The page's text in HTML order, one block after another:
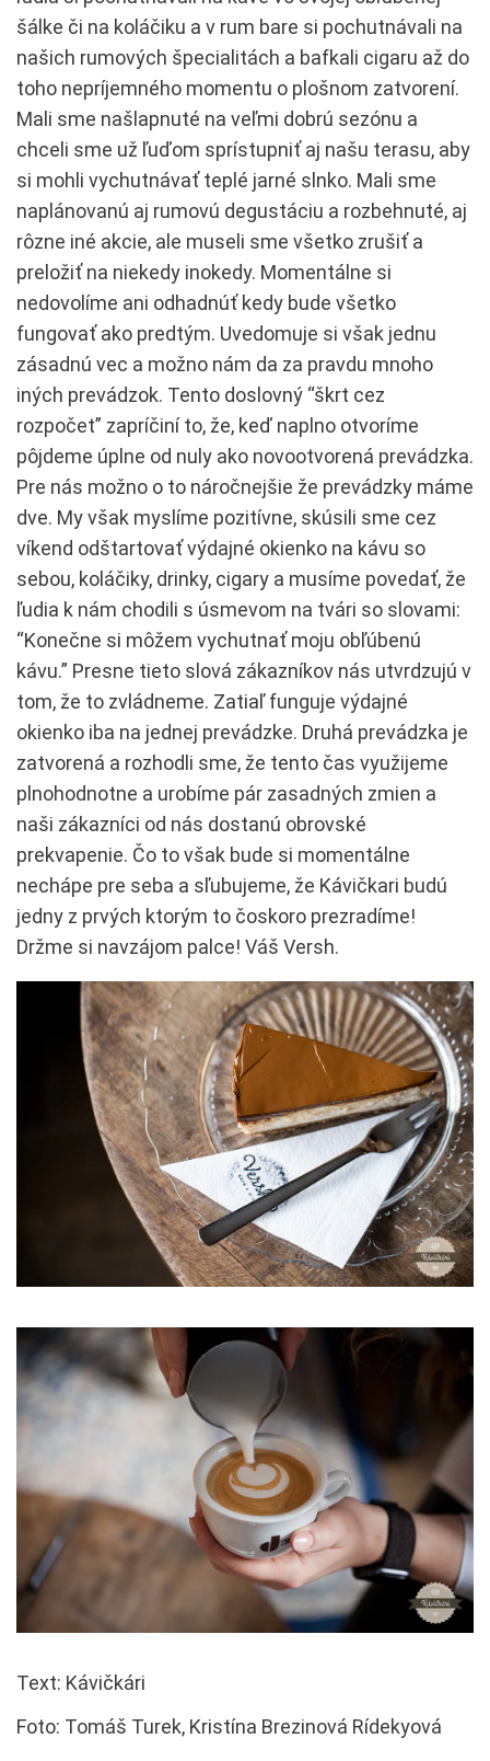
šálke či na koláčiku a v rum bare si pochutnávali na
našich rumových špecialitách a bafkali cigaru až do
toho nepríjemného momentu o plošnom zatvorení.
Mali sme našlapnuté na veľmi dobrú sezónu a
chceli sme už ľuďom sprístupniť aj našu terasu, aby
si mohli vychutnávať teplé jarné slnko. Mali sme
naplánovanú aj rumovú degustáciu a rozbehnuté, aj
rôzne iné akcie, ale museli sme všetko zrušiť a
preložiť na niekedy inokedy. Momentálne si
nedovolíme ani odhadnúť kedy bude všetko
fungovať ako predtým. Uvedomuje si však jednu
zásadnú vec a možno nám da za pravdu mnoho
iných prevádzok. Tento doslovný “škrt cez
rozpočet” zapríčiní to, že, keď naplno otvoríme
pôjdeme úplne od nuly ako novootvorená prevádzka.
Pre nás možno o to náročnejšie že prevádzky máme
dve. My však myslíme pozitívne, skúsili sme cez
víkend odštartovať výdajné okienko na kávu so
sebou, koláčiky, drinky, cigary a musíme povedať, že
ľudia k nám chodili s úsmevom na tvári so slovami:
“Konečne si môžem vychutnať moju obľúbenú
kávu.” Presne tieto slová zákazníkov nás utvrdzujú v
tom, že to zvládneme. Zatiaľ funguje výdajné
okienko iba na jednej prevádzke. Druhá prevádzka je
zatvorená a rozhodli sme, že tento čas využijeme
plnohodnotne a urobíme pár zasadných zmien a
naši zákazníci od nás dostanú obrovské
prekvapenie. Čo to však bude si momentálne
nechápe pre seba a sľubujeme, že Kávičkari budú
jedny z prvých ktorým to čoskoro prezradíme!
Držme si navzájom palce! Váš Versh.
Text: Kávičkári
Foto: Tomáš Turek, Kristína Brezinová Rídekyová